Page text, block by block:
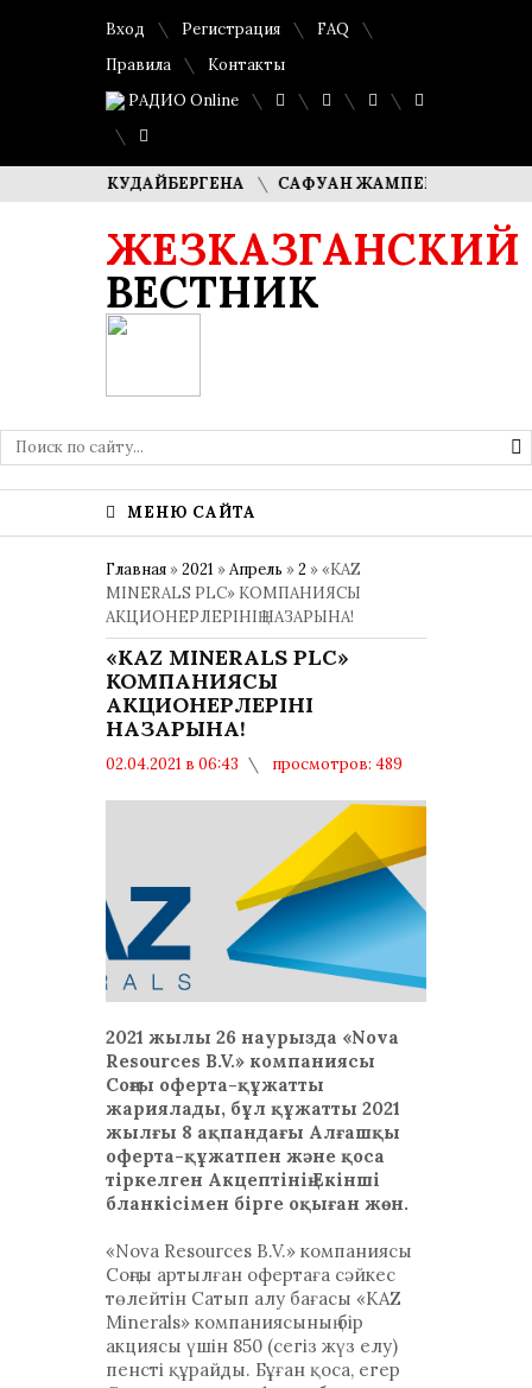
Вход Регистрация
FAQ
Правила
Контакты
РАДИО Online
КУДАЙБЕРГЕНА САФУАН ЖАМПЕИСОВ: «МЫ ХОТИМ
ЖЕЗКАЗГАНСКИЙ
ВЕСТНИК
МЕНЮ САЙТА
Главная »2021 »Апрель »2 » «KAZ
MINERALS PLC» КОМПАНИЯСЫ
АКЦИОНЕРЛЕРІНІҢ НАЗАРЫНА!
«KAZ MINERALS PLC»
КОМПАНИЯСЫ
АКЦИОНЕРЛЕРІНІҢ
НАЗАРЫНА!
02.04.2021 в 06:43
просмотров: 489
2021 жылы 26 наурызда «Nova
Resources B.V.» компаниясы
Соңғы оферта-құжатты
жариялады, бұл құжатты 2021
жылғы 8 ақпандағы Алғашқы
оферта-құжатпен және қоса
тіркелген Акцептінің Екінші
бланкісімен бірге оқыған жөн.
«Nova Resources B.V.» компаниясы
Соңғы артылған офертаға сәйкес
төлейтін Сатып алу бағасы «KAZ
Minerals» компаниясының бір
акциясы үшін 850 (сегіз жүз елу)
пенсті құрайды. Бұған қоса, егер